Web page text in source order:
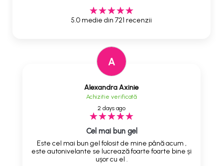
5.0 medie din 721 recenzii
A
Alexandra Axinie
Achizitie verificată
2 days ago
Cel mai bun gel
Este cel mai bun gel folosit de mine până acum ,
este autonivelante se lucrează foarte foarte bine și
ușor cu el .